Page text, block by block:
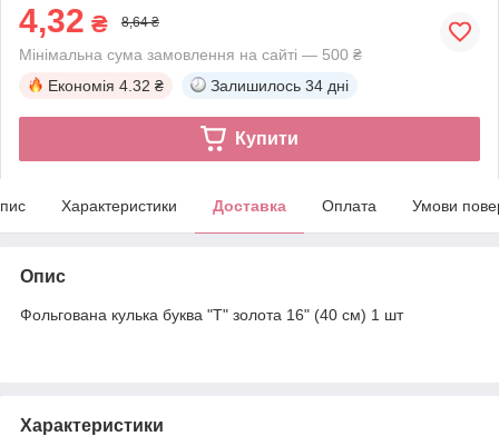
4,32 ₴ 8,64 ₴
Мінімальна сума замовлення на сайті — 500 ₴
Економія 4.32 ₴ Залишилось 34 дні
Купити
Характеристики Доставка Оплата Умови
Опис
Фольгована кулька буква "T" золота 16" (40 см) 1 шт
Характеристики